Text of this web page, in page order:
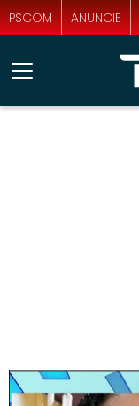
PSCOM ANUNCIE